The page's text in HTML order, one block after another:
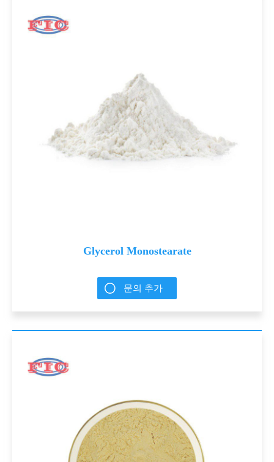
Glycerol Monostearate
문의 추가